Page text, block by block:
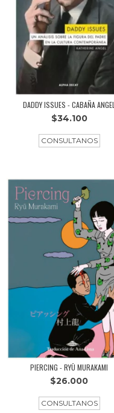
DADDY ISSUES - CABAÑA ANGEL
$34.100
PIERCING - RYŪ MURAKAMI
$26.000